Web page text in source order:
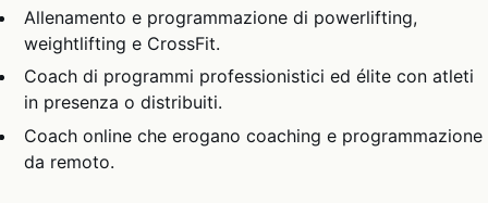
Allenamento e programmazione di powerlifting,
weightlifting e CrossFit.
Coach di programmi professionistici ed élite con atleti
in presenza o distribuiti.
Coach online che erogano coaching e programmazione
da remoto.